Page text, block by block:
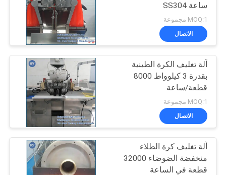
ساعة SS304
MOQ:1 مجموعة
الاتصال
آلة تغليف الكرة الطينية
بقدرة 3 كيلوواط 8000
قطعة/ساعة
MOQ:1 مجموعة
الاتصال
آلة تغليف كرة الطلاء
منخفضة الضوضاء 32000
قطعة في الساعة